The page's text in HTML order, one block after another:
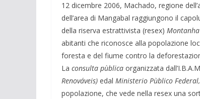
12 dicembre 2006, Machado, regione
dell’area di Mangabal raggiungono il
della riserva estrattivista (resex)
abitanti che riconosce alla popolazione
foresta e del fiume contro la
La consulta pùblica organizzata
Renováveis) edal Ministerio Pùblico Federal,
popolazione, che vede nella resex una